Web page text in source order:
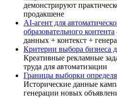
демонстрируют
продакшене
AI-агент для
образовательного контента
данных + контекст +
Критерии выбора бизнеса
Креативные рекламные
труда для автоматизации
Границы выборки
Исторические данные
генерации новых